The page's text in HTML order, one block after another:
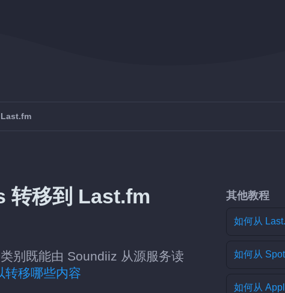
转移到 Last.fm
别既能由 Soundiiz 从源服务读
转移哪些内容
其他教程
如何从
如何从
如何从